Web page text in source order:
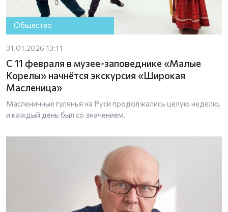
Общество
31.01.2026 13:11
С 11 февраля в музее-заповеднике «Малые
Корелы» начнётся экскурсия «Широкая
Масленица»
Масленичные гулянья на Руси продолжались целую неделю,
и каждый день был со значением.